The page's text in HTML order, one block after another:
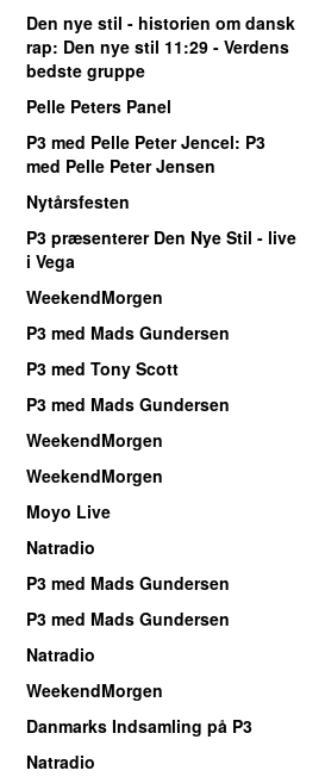
Den nye stil - historien om dansk
rap: Den nye stil 11:29 - Verdens
bedste gruppe
Pelle Peters Panel
P3 med Pelle Peter Jencel: P3
med Pelle Peter Jensen
Nytårsfesten
P3 præsenterer Den Nye Stil - live
i Vega
WeekendMorgen
P3 med Mads Gundersen
P3 med Tony Scott
P3 med Mads Gundersen
WeekendMorgen
WeekendMorgen
Moyo Live
Natradio
P3 med Mads Gundersen
P3 med Mads Gundersen
Natradio
WeekendMorgen
Danmarks Indsamling på P3
Natradio